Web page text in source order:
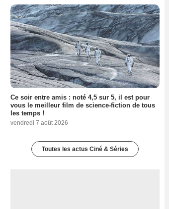
Ce soir entre amis : noté 4,5 sur 5, il est pour
vous le meilleur film de science-fiction de tous
les temps !
vendredi 7 août 2026
Toutes les actus Ciné & Séries